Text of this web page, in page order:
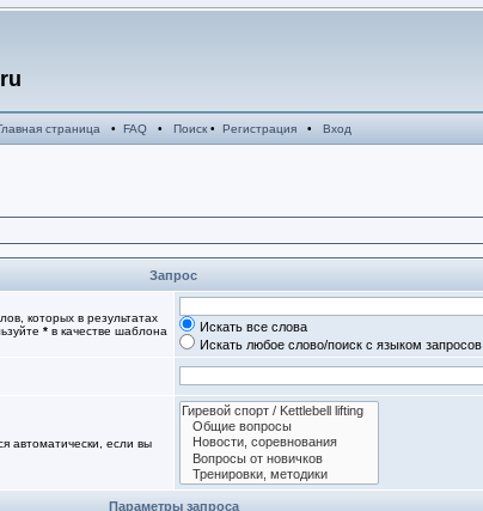
страница • FAQ• Поиск• Регистрация• Вход
Запрос
которых в результатах
* в качестве шаблона
Искать все слова
Искать любое слово/поиск с языком запросов
автоматически, если вы
Параметры запроса